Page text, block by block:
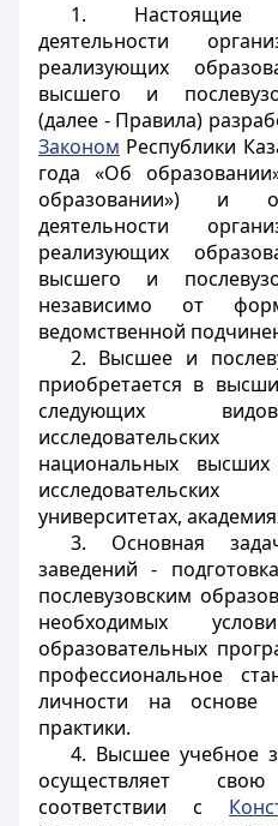
1. Настоящие
деятельности
реализующих
высшего и
(далее - Правила)
Законом Республики
года «Об
образовании») и
деятельности
реализующих
высшего и
независимо от
ведомственной
2. Высшее и
приобретается в
следующих
национальных
университетах,
3. Основная
заведений -
послевузовским
необходимых
образовательных
профессиональное
личности на основе
практики.
4. Высшее учебное
осуществляет
соответствии с